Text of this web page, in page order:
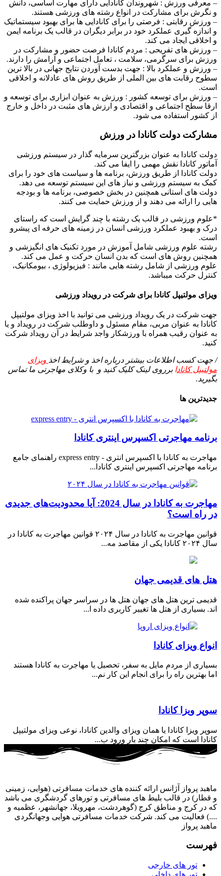
– معرفی ورزش : شهروندان کانادایی دارای مهارت اساسی، دانش
و نگرش برای مشارکت در انواع رشته های ورزشی هستند.
– ورزش رقابتی : فرصتی را برای کانادایی ها برای بهبود سیستماتیک
و اندازه گیری عملکرد خود در برابر دیگران در قالب یک برنامه ایمن
و اخلاقی ایجاد می کند.
– ورزش های تفریحی : مردم کانادا فرصت حضور و مشارکت در
ورزش برای سرگرمی، سلامت ، تعامل اجتماعی و آرامش را دارند.
– ورزش و عملکرد بالا : جهت بدست آوردن نتایج جهانی در بالا ترین
سطوح رقابت های بین الملی از طریق روش های عادلانه و اخلاقی
است.
– ورزش برای توسعه کشور : ورزش به عنوان ابزاری برای توسعه و
ارقا سطح اجتماعی و اقتصادی و ارزش های مثبت در داخل و خارج
از کشور استفاده می شود.
مشارکت دولت کانادا در ورزش
دولت کانادا به عنوان بزرگترین سرمایه گذار در سیستم ورزشی
آماتور کانادا نقش مهمی را ایفا می کند.
دولت کانادا از طریق ورزش، برنامه ها و سیاست های خود را برای
کمک به سیستم ورزشی و نیاز های این سیستم توسعه می دهد.
دولت های استانی همچنین در بخش خصوصی، برنامه ها و بودجه
هایی را ارائه می دهند و از ورزش حمایت می کنند.
*علوم ورزشی در قالب یک رشته با چند گرایش است که راستای
درک و بهبود عملکرد ورزشی انسان در زمینه های حرفه ای پیشرو
است.
رشته علوم ورزشی شامل آموزش در مورد تکنیک های انگیزشی و
همچنین روش های است که بدن انسان حرکت و عمل می کند.
علوم ورزشی از شامل رشته هایی مانند : فیزیولوژی ، بیومکانیک،
کنترل حرکت میباشد.
ویزای مولتیپل کانادا برای شرکت در رویداد ورزشی
جهت شرکت در یک رویداد ورزشی می توانید با اخذ ویزای مولتیپل
کانادا به عنوان مربی، مقام مسئول و داوطلب شرکت در رویداد و یا
به عنوان رقیب همراه با ورزشکار واجد شرایط در آن رویداد شرکت
کنید.
/ جهت کسب اطلاعات بیشتر درباره اخذ و شرایط اخذ ویزای
مولتیپل کانادا برروی لینک کلیک کنید و با وکلای مهاجرتی ما تماس
بگیرید.
جدیدترین ها
برنامه مهاجرتی اکسپرس اینتری کانادا
مهاجرت به کانادا با اکسپرس انتری - express entry راهنمای جامع
برنامه مهاجرتی اکسپرس اینتری کانادا...
مهاجرت به کانادا در سال 2024: آیا محدودیت‌های جدیدی
در راه است؟
قوانین مهاجرت به کانادا در سال ۲۰۲۴ قوانین مهاجرت به کانادا در
سال ۲۰۲۴ کانادا یکی از مقاصد مه...
هتل های قدیمی جهان
قدیمی ترین هتل های جهان هتل ها در سراسر جهان پراکنده شده
اند. بسیاری از هتل ها تغییر کاربری داده ا...
انواع ویزای کانادا
بسیاری از مردم مایل به سفر، تحصیل یا مهاجرت به کانادا هستند
اما بهترین راه را برای انجام این کار نم...
سوپر ویزا کانادا
سوپر ویزا کانادا یا همان ویزای والدین کانادا، نوعی ویزای مولتیپل
کانادا است که امکان چند بار ورود ب...
ماهبد پرواز آژانس ارائه کننده های خدمات مسافرتی (هوایی، زمینی
و قطار) در قالب بلیط های مسافرتی و تورهای گردشگری می باشد
که در کرج و مناطق کرج (گوهردشت، مهرویلا، جهانشهر، عظمیه و
....) فعالیت می کند. شرکت خدمات مسافرتی هوایی وجهانگردی
ماهبد پرواز
فهرست
تور های خارجی
تور های داخلی